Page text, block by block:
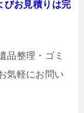
びお見積りは完
品整理・ゴミ
気軽にお問い